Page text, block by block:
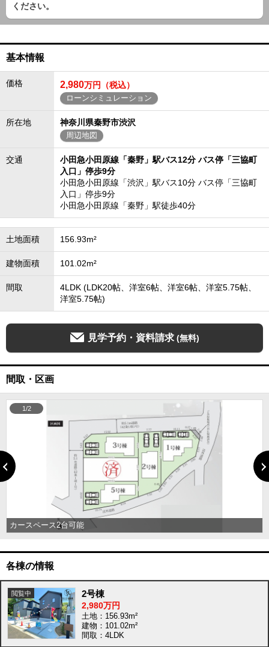
ください。
基本情報
価格 2,980万円（税込）
ローンシミュレーション
所在地 神奈川県秦野市渋沢
周辺地図
交通
小田急小田原線「秦野」駅バス12分 バス停「三協町
入口」停歩9分
小田急小田原線「渋沢」駅バス10分 バス停「三協町
入口」停歩9分
小田急小田原線「秦野」駅徒歩40分
土地面積 156.93m²
建物面積 101.02m²
間取
4LDK (LDK20帖、洋室6帖、洋室6帖、洋室5.75帖、
洋室5.75帖)
見学予約・資料請求 (無料)
間取・区画
カースペース2台可能
1/2
各棟の情報
2号棟
2,980万円
土地：156.93m²
建物：101.02m²
間取：4LDK